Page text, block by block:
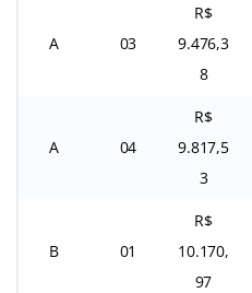
A 03
R$
9.476,3
8
A 04
R$
9.817,5
3
B 01
R$
10.170,
97